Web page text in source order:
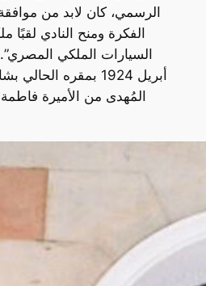
الرسمي، كان لابد من
الفكرة ومنح النادي لقبًا
أبريل 1924 بمقره
المُهدى من الأميرة فاطمة